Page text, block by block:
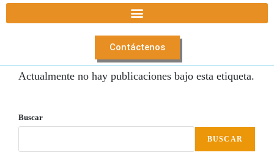
Contáctenos
Actualmente no hay publicaciones bajo esta etiqueta.
Buscar
BUSCAR